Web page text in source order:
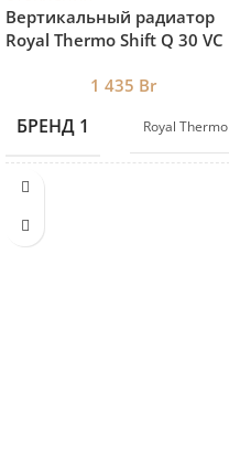
Вертикальный радиатор
Royal Thermo Shift Q 30 VС
подключение
1 435 Br
БРЕНД 1 Royal Thermo